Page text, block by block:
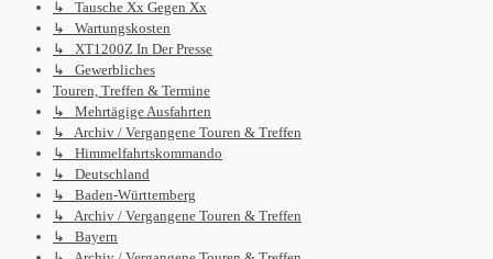
↳ Tausche Xx Gegen Xx
↳ Wartungskosten
↳ XT1200Z In Der Presse
↳ Gewerbliches
Touren, Treffen & Termine
↳ Mehrtägige Ausfahrten
↳ Archiv / Vergangene Touren & Treffen
↳ Himmelfahrtskommando
↳ Deutschland
↳ Baden-Württemberg
↳ Archiv / Vergangene Touren & Treffen
↳ Bayern